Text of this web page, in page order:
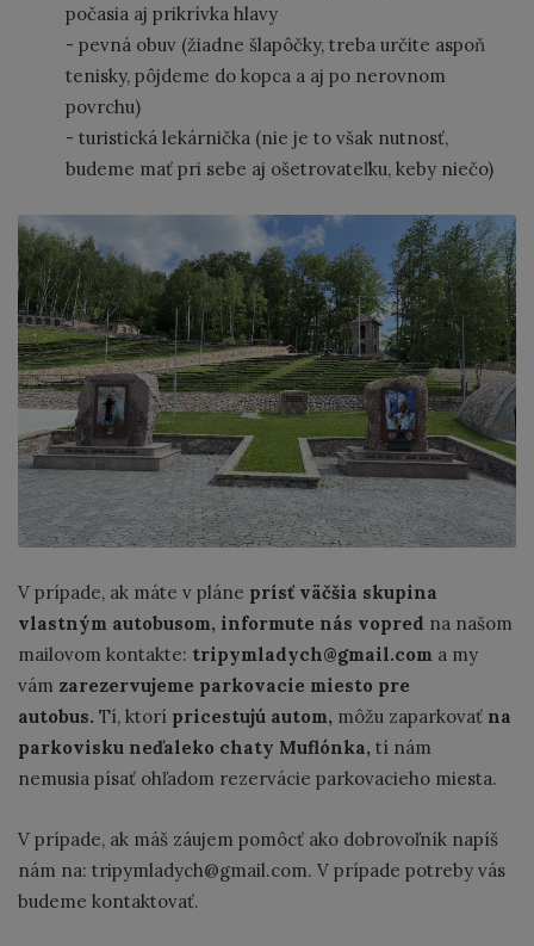
počasia aj prikrívka hlavy
- pevná obuv (žiadne šlapôčky, treba určite aspoň
tenisky, pôjdeme do kopca a aj po nerovnom
povrchu)
- turistická lekárnička (nie je to však nutnosť,
budeme mať pri sebe aj ošetrovateľku, keby niečo)
V prípade, ak máte v pláne prísť väčšia skupina
vlastným autobusom, informute nás vopred na našom
mailovom kontakte: tripymladych@gmail.com a my
vám zarezervujeme parkovacie miesto pre
autobus. Tí, ktorí pricestujú autom, môžu zaparkovať na
parkovisku neďaleko chaty Muflónka, tí nám
nemusia písať ohľadom rezervácie parkovacieho miesta.
V prípade, ak máš záujem pomôcť ako dobrovoľník napíš
nám na: tripymladych@gmail.com. V prípade potreby vás
budeme kontaktovať.